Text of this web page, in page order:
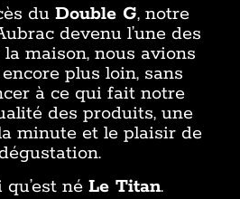
du Double G, notre
devenu l’une des
maison, nous avions
plus loin, sans
à ce qui fait notre
des produits, une
minute et le plaisir de
qu’est néLe Titan.